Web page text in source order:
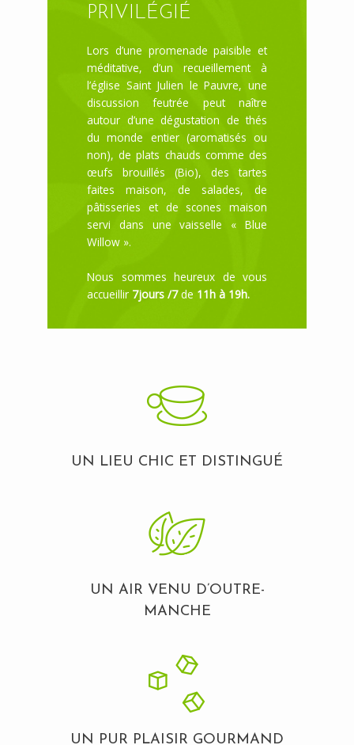
PRIVILÉGIÉ
Lors d’une promenade paisible et
méditative, d’un recueillement à
l’église Saint Julien le Pauvre, une
discussion feutrée peut naître
autour d’une dégustation de thés
du monde entier (aromatisés ou
non), de plats chauds comme des
œufs brouillés (Bio), des tartes
faites maison, de salades, de
pâtisseries et de scones maison
servi dans une vaisselle « Blue
Willow ».
Nous sommes heureux de vous
accueillir 7jours /7de 11h à 19h.
UN LIEU CHIC ET DISTINGUÉ
UN AIR VENU D’OUTRE-
MANCHE
UN PUR PLAISIR GOURMAND